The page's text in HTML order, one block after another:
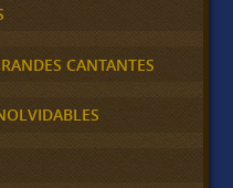
CANTANTES